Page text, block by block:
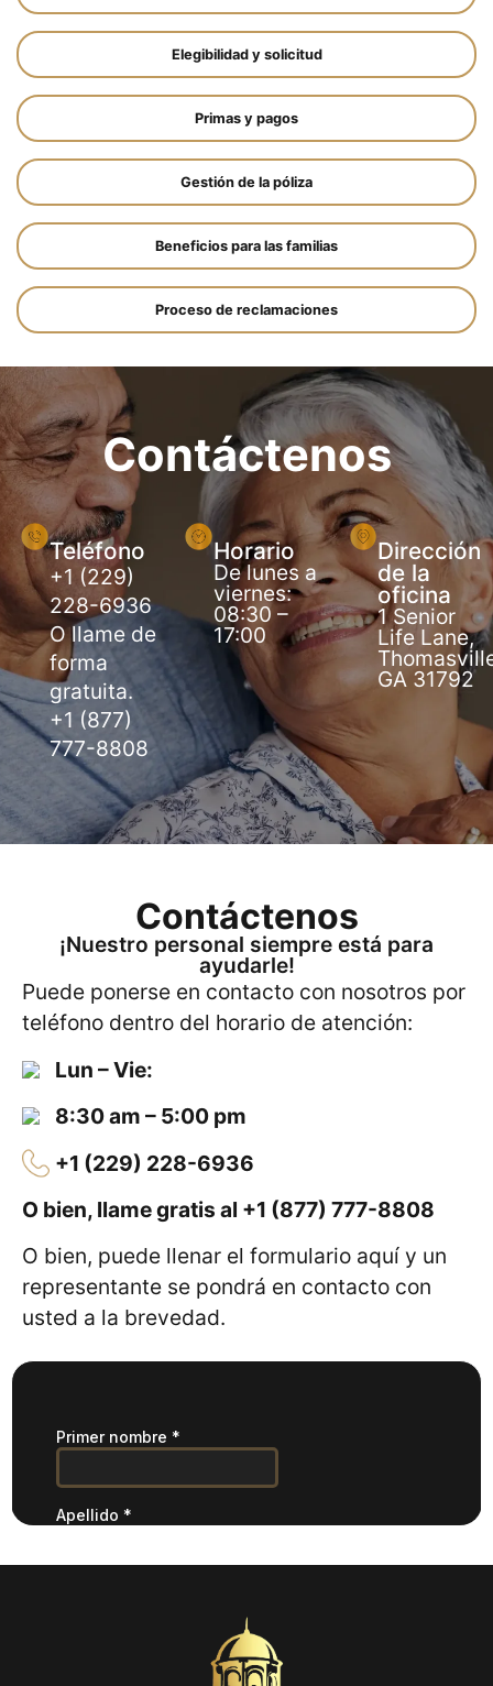
Elegibilidad y solicitud
Primas y pagos
Gestión de la póliza
Beneficios para las familias
Proceso de reclamaciones
Contáctenos
Teléfono
+1 (229)
228-6936
O llame de
forma
gratuita.
+1 (877)
777-8808
Horario
De lunes a
viernes:
08:30 –
17:00
Dirección
de la
oficina
1 Senior
Life Lane,
GA 31792
Contáctenos
¡Nuestro personal siempre está para
ayudarle!
Puede ponerse en contacto con nosotros por
teléfono dentro del horario de atención:
Lun – Vie:
8:30 am – 5:00 pm
+1 (229) 228-6936
O bien, llame gratis al +1 (877) 777-8808
O bien, puede llenar el formulario aquí y un
representante se pondrá en contacto con
usted a la brevedad.